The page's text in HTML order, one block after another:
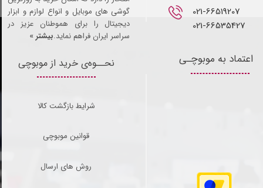
021-66519207​​​​​​​
021-66535427
نحــوه‌ی خرید از موبوچی
شرایط بازگشت کالا
قوانین موبوچی
روش های ارسال
اعتماد به موبوچـی
گوشی های موبایل و انواع لوازم و ابزار
دیجیتال را برای هموطنان عزیز در
سراسر ایران فراهم نماید.بیشتر »